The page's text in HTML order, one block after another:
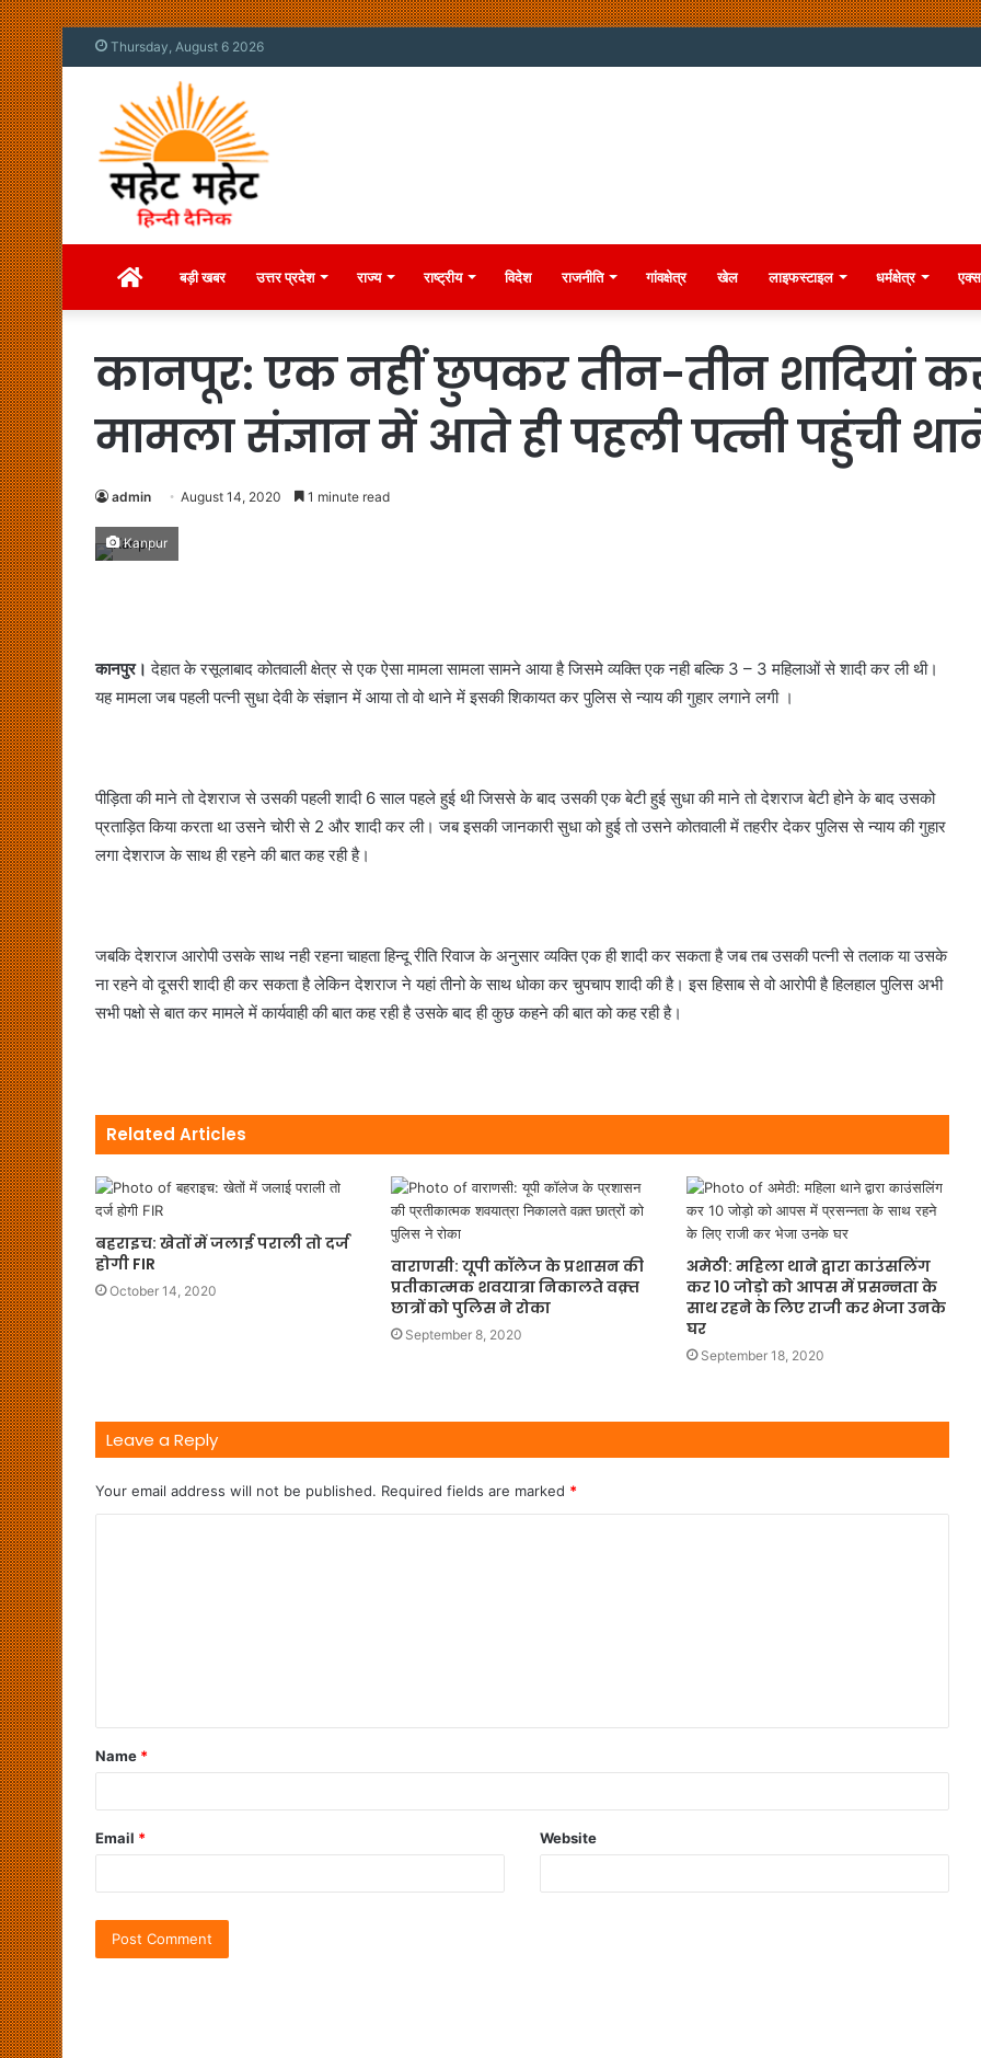
Thursday, August 6 2026
Homeबड़ी खबर उत्तर प्रदेश राज्य राष्ट्रीय विदेश राजनीति गांवक्षेत्र खेल लाइफस्टाइल धर्मक्षेत्र
कानपूर: एक नहीं छुपकर तीन-तीन शादियां
मामला संज्ञान में आते ही पहली पत्नी पहुंची
admin August 14, 2020 1 minute read
Kanpur
कानपुर।देहात के रसूलाबाद कोतवाली क्षेत्र से एक ऐसा मामला सामला सामने आया है जिसमे व्यक्ति एक नही बल्कि 3 – 3 महिलाओं से शादी कर ली थी।
यह मामला जब पहली पत्नी सुधा देवी के संज्ञान में आया तो वो थाने में इसकी शिकायत कर पुलिस से न्याय की गुहार लगाने लगी ।
पीड़िता की माने तो देशराज से उसकी पहली शादी 6 साल पहले हुई थी जिससे के बाद उसकी एक बेटी हुई सुधा की माने तो देशराज बेटी होने के बाद उसको
प्रताड़ित किया करता था उसने चोरी से 2 और शादी कर ली। जब इसकी जानकारी सुधा को हुई तो उसने कोतवाली में तहरीर देकर पुलिस से न्याय की गुहार
लगा देशराज के साथ ही रहने की बात कह रही है।
जबकि देशराज आरोपी उसके साथ नही रहना चाहता हिन्दू रीति रिवाज के अनुसार व्यक्ति एक ही शादी कर सकता है जब तब उसकी पत्नी से तलाक या उसके
ना रहने वो दूसरी शादी ही कर सकता है लेकिन देशराज ने यहां तीनो के साथ धोका कर चुपचाप शादी की है। इस हिसाब से वो आरोपी है हिलहाल पुलिस अभी
सभी पक्षो से बात कर मामले में कार्यवाही की बात कह रही है उसके बाद ही कुछ कहने की बात को कह रही है।
Related Articles
बहराइच: खेतों में जलाई पराली तो दर्ज
होगी FIR
October 14, 2020
वाराणसी: यूपी कॉलेज के प्रशासन की
प्रतीकात्मक शवयात्रा निकालते वक़्त
छात्रों को पुलिस ने रोका
September 8, 2020
अमेठी: महिला थाने द्वारा काउंसलिंग
कर 10 जोड़ो को आपस में प्रसन्नता के
साथ रहने के लिए राजी कर भेजा उनके
घर
September 18, 2020
Leave a Reply
Your email address will not be published. Required fields are marked *
Name *
Email * Website